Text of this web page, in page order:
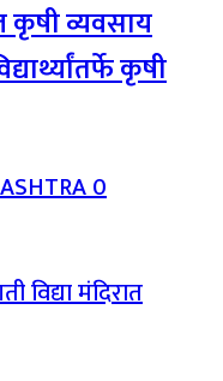
कृषी व्यवसाय
कृषी
0